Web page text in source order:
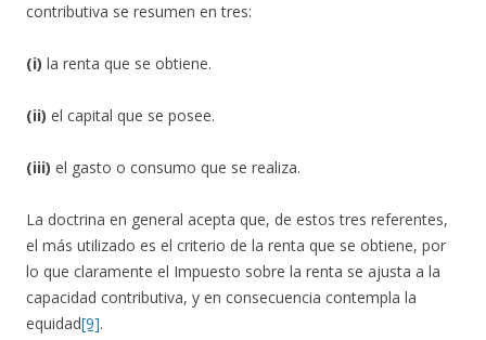
contributiva se resumen en tres:
(i) la renta que se obtiene.
(ii) el capital que se posee.
(iii) el gasto o consumo que se realiza.
La doctrina en general acepta que, de estos tres referentes,
el más utilizado es el criterio de la renta que se obtiene, por
lo que claramente el Impuesto sobre la renta se ajusta a la
capacidad contributiva, y en consecuencia contempla la
equidad[9].